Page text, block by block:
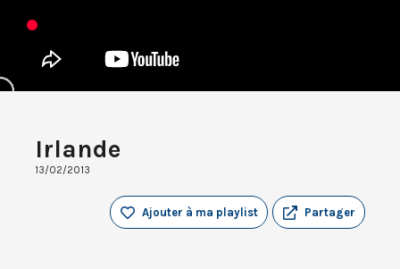
Irlande
13/02/2013
Partager
Ajouter à ma playlist